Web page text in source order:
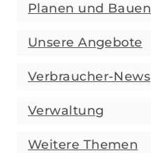
Planen und Bauen
Unsere Angebote
Verbraucher-News
Verwaltung
Weitere Themen